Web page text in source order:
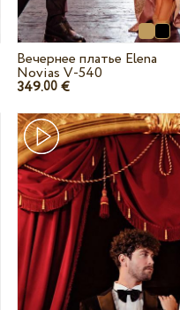
Вечернее платье Elena
Novias V-540
349.00 €